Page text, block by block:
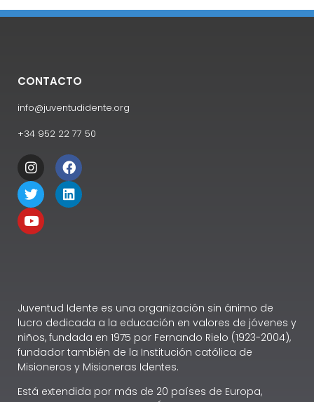
CONTACTO
info@juventudidente.org
+34 952 22 77 50
Juventud Idente es una organización sin ánimo de
lucro dedicada a la educación en valores de jóvenes y
niños, fundada en 1975 por Fernando Rielo (1923-2004),
fundador también de la Institución católica de
Misioneros y Misioneras Identes.
Está extendida por más de 20 países de Europa,